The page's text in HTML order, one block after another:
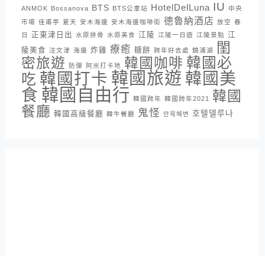
ANMOK Bossanova BTS BTS公車站 HotelDelLuna IU
中央
市場 佳甫亭 夏天 安木海邊 安木海邊咖啡街 德魯納酒店 放空 春
日
正東津日出 水原排骨 水原美食 江陵 江陵一日遊 江陵景點 江
陵美食 注文津 海邊 炸雞 療癒 糖餅 跨年好去處 鏡浦湖
閨
密旅遊
防彈 阿米打卡地 韓國咖啡 韓國必
吃 韓國打卡 韓國旅遊 韓國美
食 韓國自由行 韓國跨年 韓國跨年2021
韓國
餐廳 韓國高級餐廳 韓牛餐廳 鬼怪 안목해변 호텔델루나